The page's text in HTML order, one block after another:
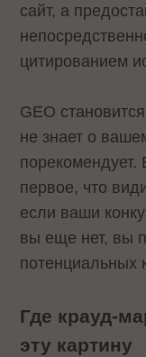
сайт, а
цитированием
GEO
не знает о
порекомендует.
первое, что
если ваши
вы еще нет, вы
потенциальных
Где крауд-
эту картину